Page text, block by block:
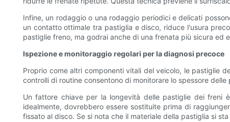
Infine, un rodaggio o una rodaggio periodici e delicati
un contatto ottimale tra pastiglia e disco, riduce l'usura
pastiglie freno, ma godrai anche di una frenata più sicura ed
Ispezione e monitoraggio regolari per la diagnosi precoce
Proprio come altri componenti vitali del veicolo, le pastiglie
controlli di routine consentono di monitorare lo spessore
Un fattore chiave per la longevità delle pastiglie dei freni
idealmente, dovrebbero essere sostituite prima di
fissato al disco. Se si nota che il materiale della pastiglia si